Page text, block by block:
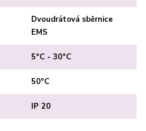
Dvoudrátová sběrnice
EMS
5°C - 30°C
50°C
IP 20